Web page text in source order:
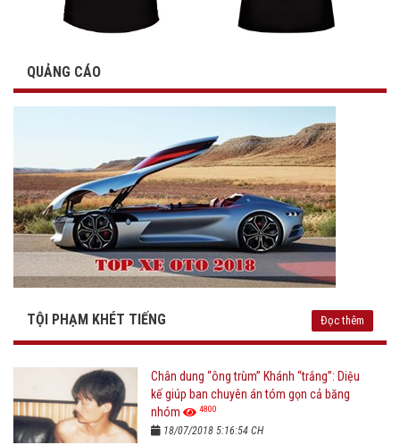
QUẢNG CÁO
TỘI PHẠM KHÉT TIẾNG Đọc thêm
Chân dung “ông trùm” Khánh “trắng”: Diệu
kế giúp ban chuyên án tóm gọn cả băng
nhóm
4800
18/07/2018 5:16:54 CH